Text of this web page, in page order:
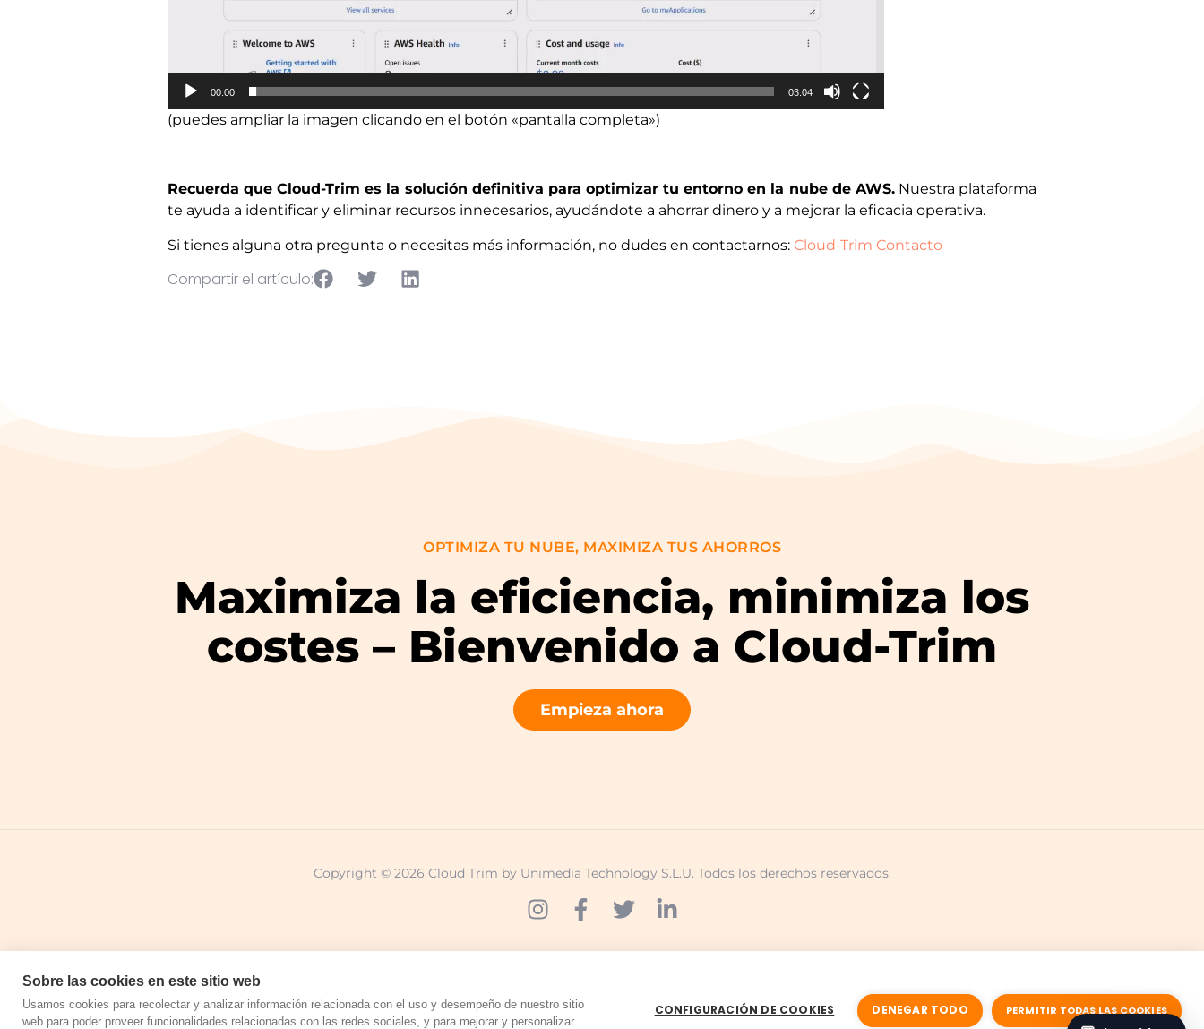
00:00 03:04
(puedes ampliar la imagen clicando en el botón «pantalla completa»)
Recuerda que Cloud-Trim es la solución definitiva para optimizar tu entorno en la nube de AWS.Nuestra plataforma
te ayuda a identificar y eliminar recursos innecesarios, ayudándote a ahorrar dinero y a mejorar la eficacia operativa.
Si tienes alguna otra pregunta o necesitas más información, no dudes en contactarnos: Cloud-Trim Contacto
Compartir el artículo:
OPTIMIZA TU NUBE, MAXIMIZA TUS AHORROS
Maximiza la eficiencia, minimiza los
costes – Bienvenido a Cloud-Trim
Empieza ahora
Copyright © 2026 Cloud Trim by Unimedia Technology S.L.U. Todos los derechos reservados.
Sobre las cookies en este sitio web
Usamos cookies para recolectar y analizar información relacionada con el uso y desempeño de nuestro sitio
web para poder proveer funcionalidades relacionadas con las redes sociales, y para mejorar y personalizar
CONFIGURACIÓN DE COOKIES DENEGAR TODO PERMITIR TODAS LAS COOKIES